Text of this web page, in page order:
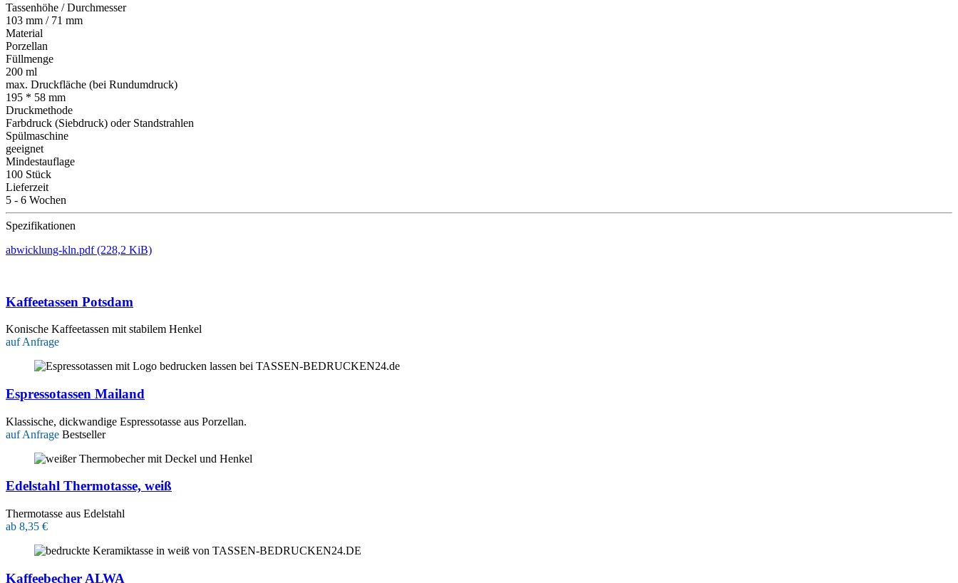
Tassenhöhe / Durchmesser
103 mm / 71 mm
Material
Porzellan
Füllmenge
200 ml
max. Druckfläche (bei Rundumdruck)
195 * 58 mm
Druckmethode
Farbdruck (Siebdruck) oder Standstrahlen
Spülmaschine
geeignet
Mindestauflage
100 Stück
Lieferzeit
5 - 6 Wochen
Spezifikationen
abwicklung-kln.pdf(228,2 KiB)
Kaffeetassen Potsdam
Konische Kaffeetassen mit stabilem Henkel
auf Anfrage
Espressotassen Mailand
Klassische, dickwandige Espressotasse aus Porzellan.
auf Anfrage Bestseller
Edelstahl Thermotasse, weiß
Thermotasse aus Edelstahl
ab 8,35 €
Kaffeebecher ALWA